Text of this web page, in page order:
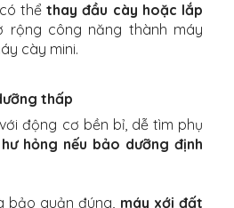
thểthay đầu cày hoặc lắp
rộng công năng thành máy
cày mini.
thấp
động cơ bền bỉ, dễ tìm phụ
hỏng nếu bảo dưỡng định
bảo quản đúng, máy xới đất